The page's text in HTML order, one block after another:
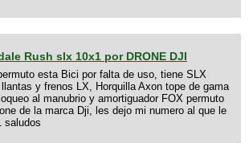
Rush slx 10x1 por DRONE DJI
esta Bici por falta de uso, tiene SLX
y frenos LX, Horquilla Axon tope de gama
al manubrio y amortiguador FOX permuto
de la marca Dji, les dejo mi numero al que le
saludos